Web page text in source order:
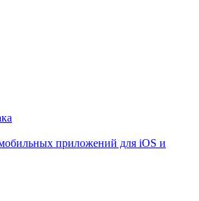
приложений для iOS и